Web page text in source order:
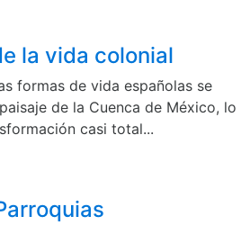
la vida colonial
formas de vida españolas se
de la Cuenca de México, lo
casi total...